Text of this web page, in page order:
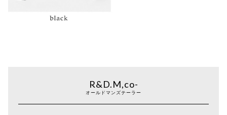
R&D.M,co-
オールドマンズテーラー